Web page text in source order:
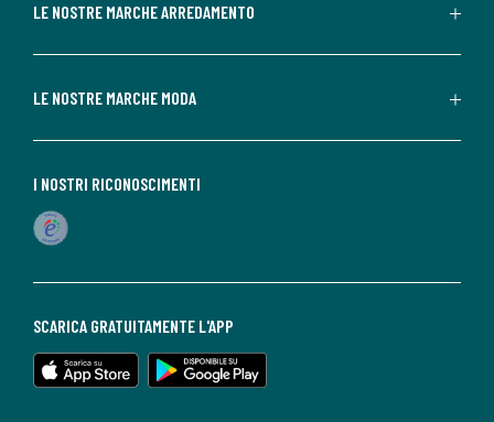
LE NOSTRE MARCHE ARREDAMENTO
LE NOSTRE MARCHE MODA
SCARICA GRATUITAMENTE L'APP
I NOSTRI RICONOSCIMENTI